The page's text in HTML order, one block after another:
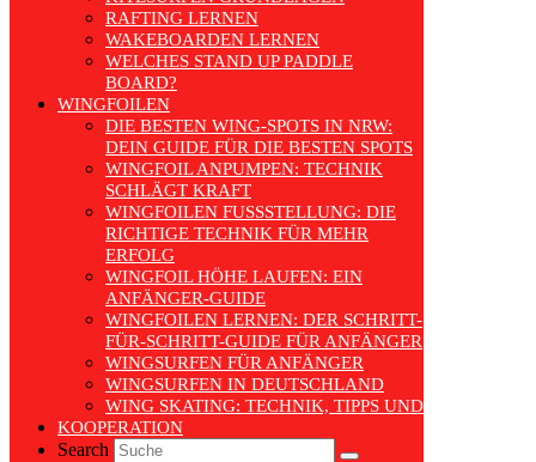
RAFTING LERNEN
WAKEBOARDEN LERNEN
WELCHES STAND UP PADDLE
BOARD?
WINGFOILEN
DIE BESTEN WING-SPOTS IN NRW:
DEIN GUIDE FÜR DIE BESTEN SPOTS
WINGFOIL ANPUMPEN: TECHNIK
SCHLÄGT KRAFT
WINGFOILEN FUSSSTELLUNG: DIE R
ICHTIGE TECHNIK FÜR MEHR E
RFOLG
WINGFOIL HÖHE LAUFEN: EIN
ANFÄNGER-GUIDE
WINGFOILEN LERNEN: DER SCHRITT-
FÜR-SCHRITT-GUIDE FÜR ANFÄNGER
WINGSURFEN FÜR ANFÄNGER
WINGSURFEN IN DEUTSCHLAND
WING SKATING: TECHNIK, TIPPS UND TRENDS
KOOPERATION
Search